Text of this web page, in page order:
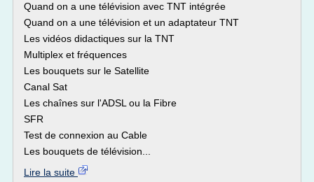
Quand on a une télévision avec TNT intégrée
Quand on a une télévision et un adaptateur TNT
Les vidéos didactiques sur la TNT
Multiplex et fréquences
Les bouquets sur le Satellite
Canal Sat
Les chaînes sur l'ADSL ou la Fibre
SFR
Test de connexion au Cable
Les bouquets de télévision...
Lire la suite